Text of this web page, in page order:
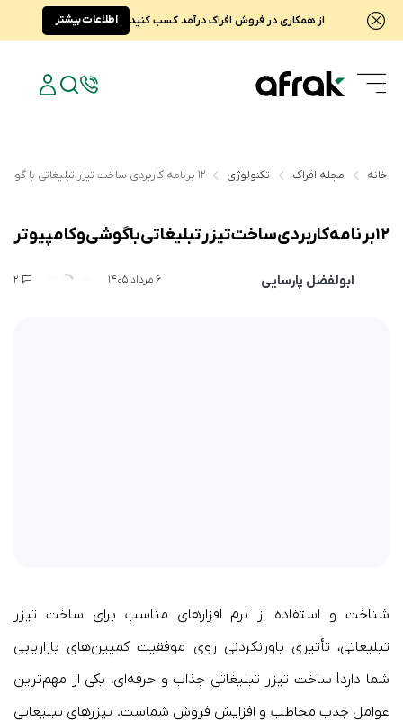
از همکاری در فروش افراک درآمد کسب کنید اطلاعات بیشتر
خانه مجله افراک تکنولوژی ۱۲ برنامه کاربردی ساخت تیزر تبلیغاتی با گوشی و کامپیوتر
۱۲ برنامه کاربردی ساخت تیزر تبلیغاتی با گوشی و کامپیوتر
ابولفضل پارسایی 6 مرداد 1405
شناخت و استفاده از نرم ‌افزارهای مناسب برای ساخت تیزر
تبلیغاتی، تأثیری باورنکردنی روی موفقیت کمپین‌های بازاریابی
شما دارد! ساخت تیزر تبلیغاتی جذاب و حرفه‌ای، یکی از مهم‌ترین
عوامل جذب مخاطب و افزایش فروش شماست. تیزرهای تبلیغاتی